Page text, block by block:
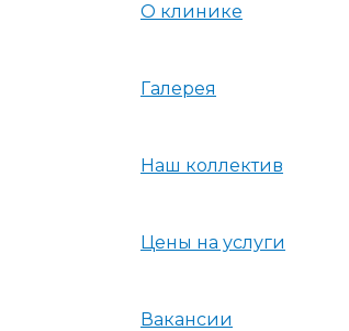
О клинике
Галерея
Наш коллектив
Цены на услуги
Вакансии